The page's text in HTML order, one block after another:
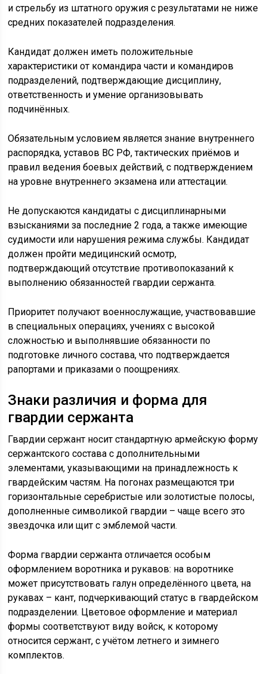
и стрельбу из штатного оружия с результатами не ниже
средних показателей подразделения.
Кандидат должен иметь положительные
характеристики от командира части и командиров
подразделений, подтверждающие дисциплину,
ответственность и умение организовывать
подчинённых.
Обязательным условием является знание внутреннего
распорядка, уставов ВС РФ, тактических приёмов и
правил ведения боевых действий, с подтверждением
на уровне внутреннего экзамена или аттестации.
Не допускаются кандидаты с дисциплинарными
взысканиями за последние 2 года, а также имеющие
судимости или нарушения режима службы. Кандидат
должен пройти медицинский осмотр,
подтверждающий отсутствие противопоказаний к
выполнению обязанностей гвардии сержанта.
Приоритет получают военнослужащие, участвовавшие
в специальных операциях, учениях с высокой
сложностью и выполнявшие обязанности по
подготовке личного состава, что подтверждается
рапортами и приказами о поощрениях.
Знаки различия и форма для
гвардии сержанта
Гвардии сержант носит стандартную армейскую форму
сержантского состава с дополнительными
элементами, указывающими на принадлежность к
гвардейским частям. На погонах размещаются три
горизонтальные серебристые или золотистые полосы,
дополненные символикой гвардии – чаще всего это
звездочка или щит с эмблемой части.
Форма гвардии сержанта отличается особым
оформлением воротника и рукавов: на воротнике
может присутствовать галун определённого цвета, на
рукавах – кант, подчеркивающий статус в гвардейском
подразделении. Цветовое оформление и материал
формы соответствуют виду войск, к которому
относится сержант, с учётом летнего и зимнего
комплектов.